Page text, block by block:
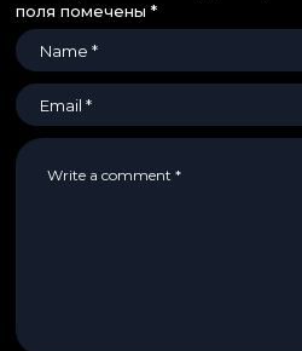
поля помечены *